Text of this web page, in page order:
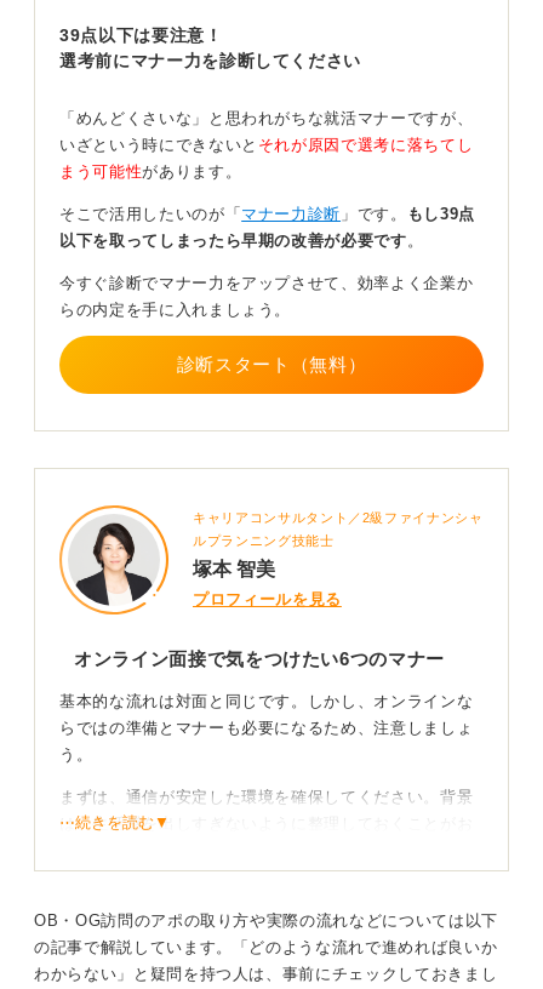
服装についても、「私服でかまいません」と言われて
具を手元に用意しておくと便利です。
当日は、トラブルに備えて5分前には入室しておきましょ
う。相手が入室したら、笑顔でカメラを見ながら挨拶と
自己紹介をおこない、その後は準備した質問を中心に会
オンラインでは表情や反応が伝わりにくいため、あいづ
ちやうなずきを少し大きめにし、カメラ目線を意識する
最後は「本日はありがとうございました。失礼します」
と挨拶し、お辞儀をした後、相手が退出するのを待つか
様子を見て自分が退出します。切断する際には「それで
は、失礼します」と一言添えると丁寧であるため、覚え
0
39点以下は要注意！
選考前にマナー力を診断してください
「めんどくさいな」と思われがちな就活マナーですが、
いざという時にできないと それが原因で選考に落ちてし
まう可能性があります。
そこで活用したいのが「 マナー力診断 」です。
もし39点
以下を取ってしまったら早期の改善が必要です 。
今すぐ診断でマナー力をアップさせて、効率よく企業か
らの内定を手に入れましょう。
診断スタート（無料）
キャリアコンサルタント／2級ファイナンシャ
ルプランニング技能士
塚本 智美
プロフィールを見る
オンライン面接で気をつけたい6つのマナー
基本的な流れは対面と同じです。しかし、オンラインな
らではの準備とマナーも必要になるため、注意しましょ
う。
まずは、通信が安定した環境を確保してください。背景
は、生活感を出しすぎないように整理しておくことがお
高さを合わせましょう。そして、2〜3分前を目安に入室
しておくことが望ましいと言えます。
⋯続きを読む▼
OB・OG訪問のアポの取り方や実際の流れなどについては以下
の記事で解説しています。「どのような流れで進めれば良いか
わからない」と疑問を持つ人は、事前にチェックしておきまし